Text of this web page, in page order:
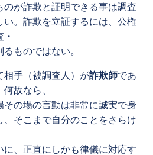
のが詐欺と証明できる事は調査
い。詐欺を立証するには、公権
ものではない。
相手（被調査人）が詐欺師であ
故なら、
の場の言動は非常に誠実で身
そこまで自分のことをさらけ
に、正直にしかも律儀に対応す